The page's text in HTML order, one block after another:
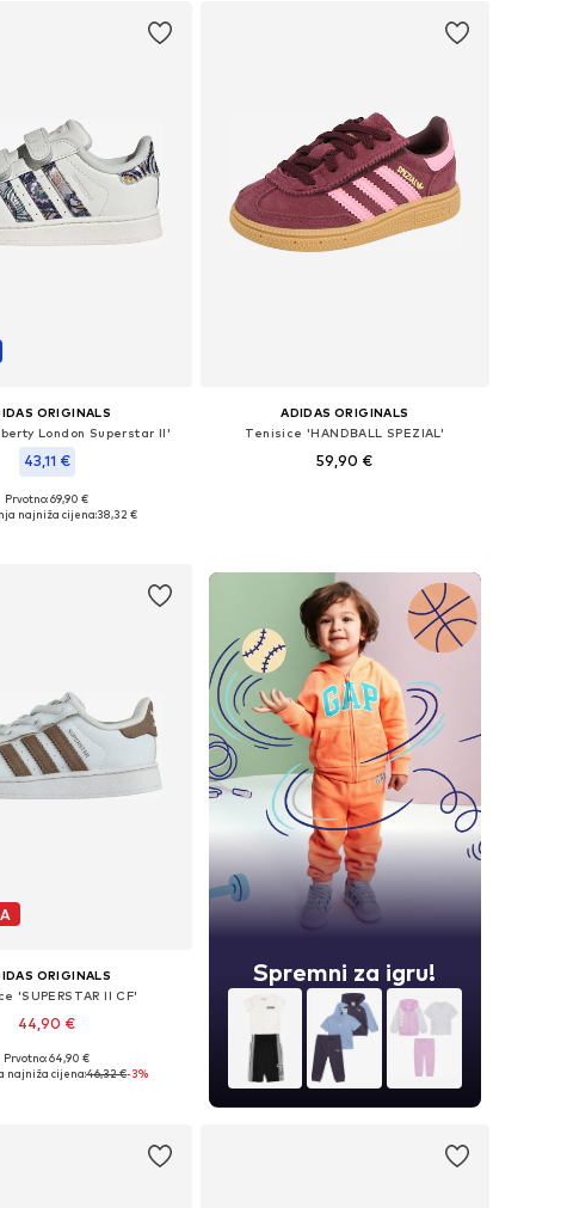
ORIGINALS
London Superstar II'
43,11 €
u više veličina
Prvotno: 69,90 €
najniža cijena:38,32 €
ADIDAS ORIGINALS
Tenisice 'HANDBALL SPEZIAL'
59,90 €
ORIGINALS
'SUPERSTAR II CF'
44,90 €
u više veličina
Prvotno: 64,90 €
najniža cijena:46,32 €-3%
Spremni za igru!